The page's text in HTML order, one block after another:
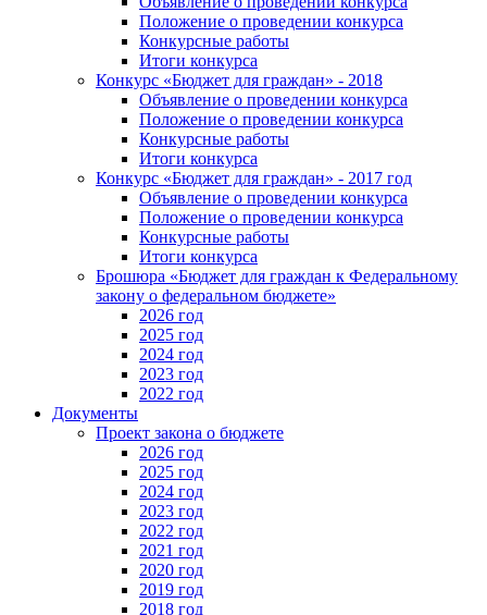
Положение о проведении конкурса
Конкурсные работы
Итоги конкурса
Конкурс «Бюджет для граждан» - 2018
Объявление о проведении конкурса
Положение о проведении конкурса
Конкурсные работы
Итоги конкурса
Конкурс «Бюджет для граждан» - 2017 год
Объявление о проведении конкурса
Положение о проведении конкурса
Конкурсные работы
Итоги конкурса
Брошюра «Бюджет для граждан к Федеральному
закону о федеральном бюджете»
2026 год
2025 год
2024 год
2023 год
2022 год
Документы
Проект закона о бюджете
2026 год
2025 год
2024 год
2023 год
2022 год
2021 год
2020 год
2019 год
2018 год